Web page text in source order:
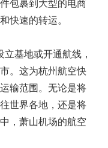
包裹到大型的电商
快速的转运。
基地或开通航线，
。这为杭州航空快
输范围。无论是将
世界各地，还是将
，萧山机场的航空